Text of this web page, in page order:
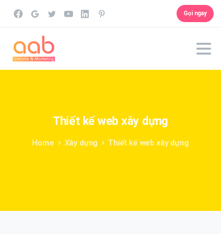
Gọi ngay
Thiết kế web xây dựng
Home Xây dựng Thiết kế web xây dựng